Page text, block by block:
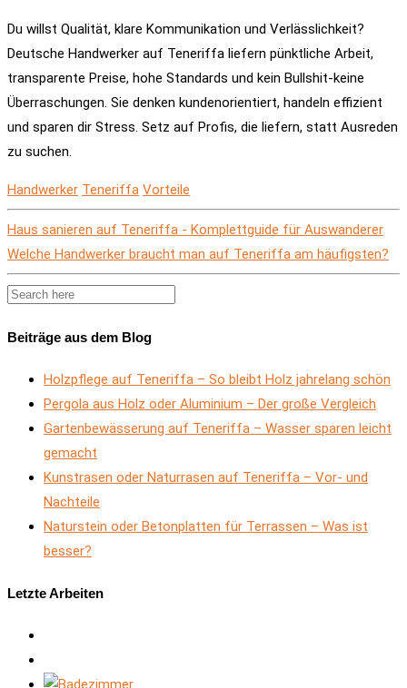
Du willst Qualität, klare Kommunikation und Verlässlichkeit?
Deutsche Handwerker auf Teneriffa liefern pünktliche Arbeit,
transparente Preise, hohe Standards und kein Bullshit-keine
Überraschungen. Sie denken kundenorientiert, handeln effizient
und sparen dir Stress. Setz auf Profis, die liefern, statt Ausreden
zu suchen.
Handwerker Teneriffa Vorteile
Haus sanieren auf Teneriffa - Komplettguide für Auswanderer
Welche Handwerker braucht man auf Teneriffa am häufigsten?
Beiträge aus dem Blog
Holzpflege auf Teneriffa – So bleibt Holz jahrelang schön
Pergola aus Holz oder Aluminium – Der große Vergleich
Gartenbewässerung auf Teneriffa – Wasser sparen leicht
gemacht
Kunstrasen oder Naturrasen auf Teneriffa – Vor- und
Nachteile
Naturstein oder Betonplatten für Terrassen – Was ist
besser?
Letzte Arbeiten